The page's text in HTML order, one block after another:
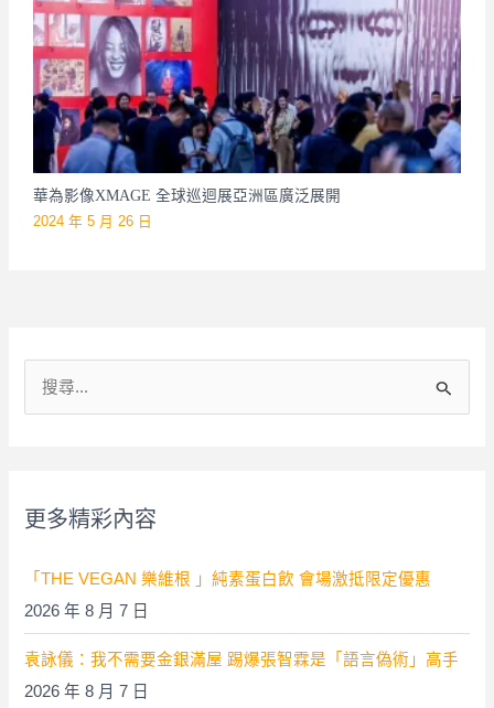
華為影像XMAGE 全球巡迴展亞洲區廣泛展開
2024 年 5 月 26 日
:
更多精彩內容
「THE VEGAN 樂維根 」純素蛋白飲 會場激抵限定優惠
2026 年 8 月 7 日
袁詠儀：我不需要金銀滿屋 踢爆張智霖是「語言偽術」高手
2026 年 8 月 7 日